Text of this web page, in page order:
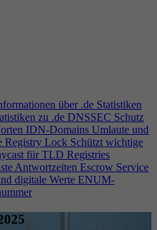
über .de Statistiken
zu .de DNSSEC Schutz
IDN-Domains Umlaute und
Registry Lock Schützt wichtige
für TLD Registries
Antwortzeiten Escrow Service
digitale Werte ENUM-